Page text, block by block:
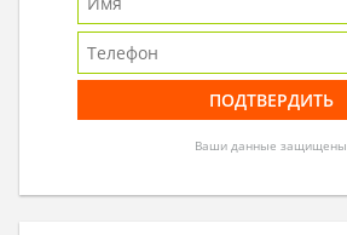
Ваши данные защищены